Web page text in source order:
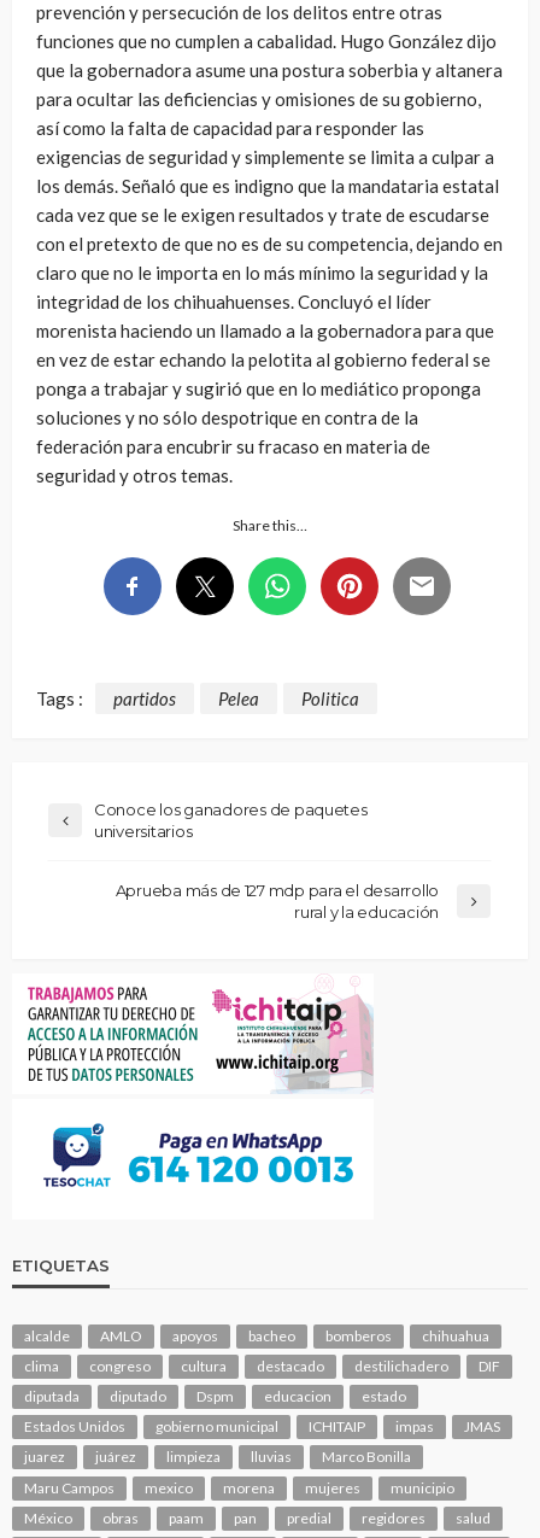
prevención y persecución de los delitos entre otras
funciones que no cumplen a cabalidad. Hugo González dijo
que la gobernadora asume una postura soberbia y altanera
para ocultar las deficiencias y omisiones de su gobierno,
así como la falta de capacidad para responder las
exigencias de seguridad y simplemente se limita a culpar a
los demás. Señaló que es indigno que la mandataria estatal
cada vez que se le exigen resultados y trate de escudarse
con el pretexto de que no es de su competencia, dejando en
claro que no le importa en lo más mínimo la seguridad y la
integridad de los chihuahuenses. Concluyó el líder
morenista haciendo un llamado a la gobernadora para que
en vez de estar echando la pelotita al gobierno federal se
ponga a trabajar y sugirió que en lo mediático proponga
soluciones y no sólo despotrique en contra de la
federación para encubrir su fracaso en materia de
seguridad y otros temas.
Share this…
Tags : partidos Pelea Politica
Conoce los ganadores de paquetes
universitarios
Aprueba más de 127 mdp para el desarrollo
rural y la educación
ETIQUETAS
alcalde AMLO apoyos bacheo bomberos
chihuahua
clima
congreso cultura destacado destilichadero
DIF
diputada
diputado Dspm educacion
estado
Estados Unidos
gobierno municipal ICHITAIP impas
JMAS
juarez
juárez limpieza lluvias
Marco Bonilla
Maru Campos
mexico morena mujeres
municipio
México
obras paam pan predial regidores
salud